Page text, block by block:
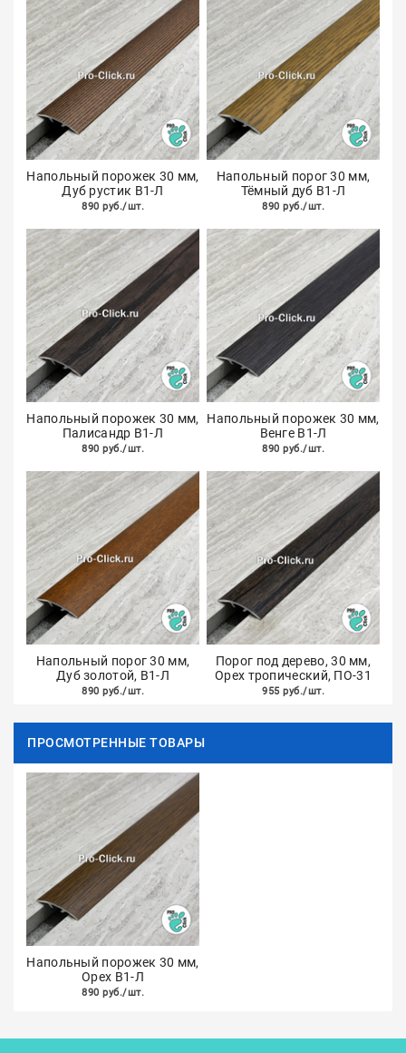
Напольный порожек 30 мм,
Дуб рустик В1-Л
890 руб./шт.
Напольный порог 30 мм,
Тёмный дуб В1-Л
890 руб./шт.
Напольный порожек 30 мм,
Палисандр В1-Л
890 руб./шт.
Напольный порожек 30 мм,
Венге В1-Л
890 руб./шт.
Напольный порог 30 мм,
Дуб золотой, В1-Л
890 руб./шт.
Порог под дерево, 30 мм,
Орех тропический, ПО-31
955 руб./шт.
ПРОСМОТРЕННЫЕ ТОВАРЫ
Напольный порожек 30 мм,
Орех В1-Л
890 руб./шт.